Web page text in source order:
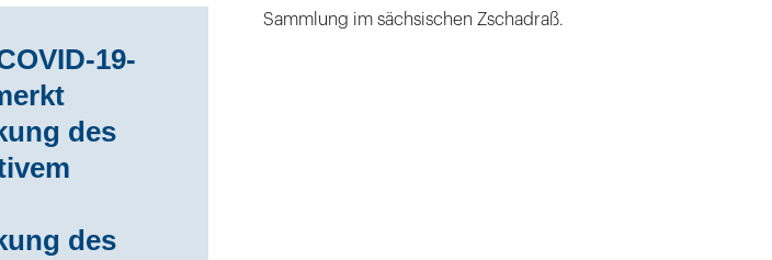
19-
des
des
Sammlung im sächsischen Zschadraß.